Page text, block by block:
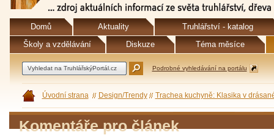
Domů Aktuality
Truhlářství - katalog
Školy a vzdělávání
Diskuze Téma měsíce
Podrobné vyhledávání na portálu
Úvodní strana Design/Trendy Trachea kuchyně: Klasika v
Komentáře pro článek